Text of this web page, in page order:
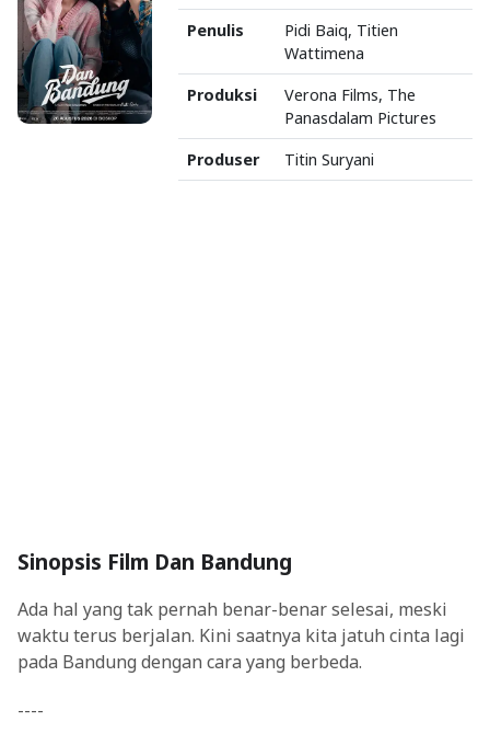
Sinopsis Film Dan Bandung
Ada hal yang tak pernah benar-benar selesai, meski
waktu terus berjalan. Kini saatnya kita jatuh cinta lagi
pada Bandung dengan cara yang berbeda.
----
Penulis
Pidi Baiq, Titien
Wattimena
Produksi
Verona Films, The
Panasdalam Pictures
Produser
Titin Suryani